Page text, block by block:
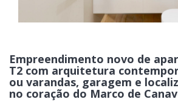
Empreendimento novo de
T2 com arquitetura
ou varandas, garagem e
no coração do Marco de